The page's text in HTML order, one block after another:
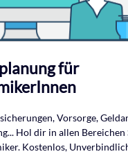
für
Vorsorge,
Hol dir in allen Bereichen
Kostenlos,